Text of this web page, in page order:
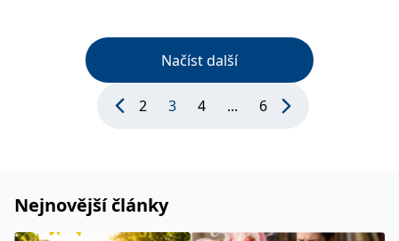
Načíst další
2 3 4 ... 6
Nejnovější články